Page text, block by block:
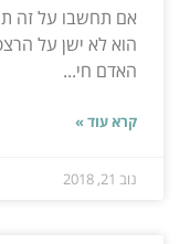
אם תחשבו על זה
הוא לא ישן על
האדם חי...
קרא עוד »
נוב 21, 2018